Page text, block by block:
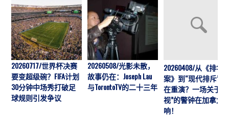
20260717/世界杯决赛
要变超级碗？FIFA计划
30分钟中场秀打破足
球规则引发争议
20260508/光影未散，
故事仍在：Joseph Lau
与TorontoTV的二十三年
20260408/从《排华
案》到“现代排斥”历
在重演？一场关于“
视”的警钟在加拿大
响！